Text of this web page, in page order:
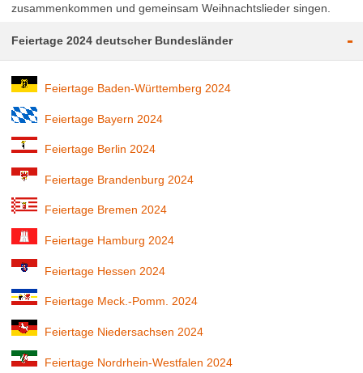
zusammenkommen und gemeinsam Weihnachtslieder singen.
Feiertage 2024 deutscher Bundesländer -
Feiertage Baden-Württemberg 2024
Feiertage Bayern 2024
Feiertage Berlin 2024
Feiertage Brandenburg 2024
Feiertage Bremen 2024
Feiertage Hamburg 2024
Feiertage Hessen 2024
Feiertage Meck.-Pomm. 2024
Feiertage Niedersachsen 2024
Feiertage Nordrhein-Westfalen 2024